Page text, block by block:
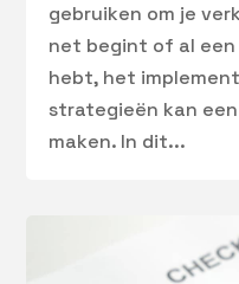
gebruiken om je
net begint of al
hebt, het
strategieën kan
maken. In dit...